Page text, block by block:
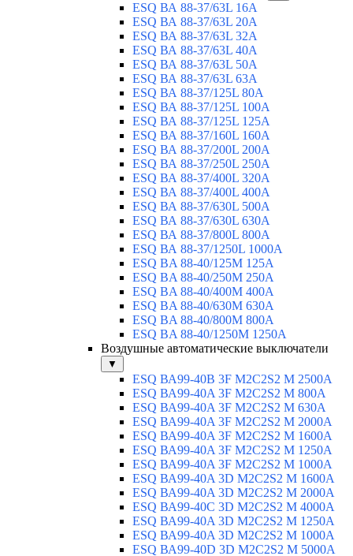
ESQ ВА 88-37/63L 16A
ESQ ВА 88-37/63L 20A
ESQ ВА 88-37/63L 32A
ESQ ВА 88-37/63L 40A
ESQ ВА 88-37/63L 50A
ESQ ВА 88-37/63L 63A
ESQ ВА 88-37/125L 80A
ESQ ВА 88-37/125L 100A
ESQ ВА 88-37/125L 125A
ESQ ВА 88-37/160L 160A
ESQ ВА 88-37/200L 200A
ESQ ВА 88-37/250L 250A
ESQ ВА 88-37/400L 320A
ESQ ВА 88-37/400L 400A
ESQ ВА 88-37/630L 500A
ESQ ВА 88-37/630L 630A
ESQ ВА 88-37/800L 800A
ESQ ВА 88-37/1250L 1000A
ESQ BA 88-40/125M 125A
ESQ BA 88-40/250M 250A
ESQ BA 88-40/400M 400A
ESQ BA 88-40/630М 630A
ESQ BA 88-40/800M 800A
ESQ BA 88-40/1250М 1250A
Воздушные автоматические выключатели
▼
ESQ ВА99-40B 3F M2C2S2 M 2500A
ESQ ВА99-40A 3F M2C2S2 М 800A
ESQ ВА99-40A 3F M2C2S2 М 630A
ESQ ВА99-40A 3F M2C2S2 М 2000A
ESQ ВА99-40A 3F M2C2S2 М 1600A
ESQ ВА99-40A 3F M2C2S2 М 1250A
ESQ ВА99-40A 3F M2C2S2 М 1000A
ESQ ВА99-40A 3D M2C2S2 M 1600A
ESQ ВА99-40A 3D M2C2S2 M 2000A
ESQ ВА99-40C 3D M2C2S2 M 4000A
ESQ ВА99-40A 3D M2C2S2 M 1250A
ESQ ВА99-40A 3D M2C2S2 M 1000A
ESQ ВА99-40D 3D M2C2S2 M 5000A